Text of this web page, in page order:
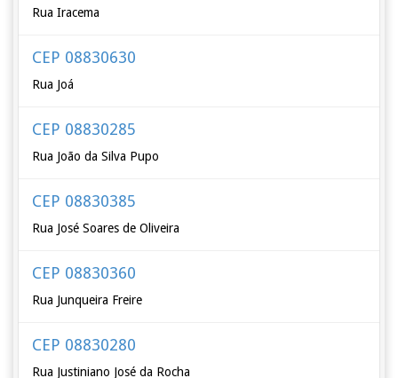
Rua Iracema
CEP 08830630
Rua Joá
CEP 08830285
Rua João da Silva Pupo
CEP 08830385
Rua José Soares de Oliveira
CEP 08830360
Rua Junqueira Freire
CEP 08830280
Rua Justiniano José da Rocha